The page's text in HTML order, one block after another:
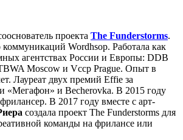
проекта The Funderstorms.
Wordhsop. Работала как
агентствах России и Европы: DDB
Moscow и Vccp Prague. Опыт в
Лауреат двух премий Effie за
«Мегафон» и Becherovka. В 2015 году
В 2017 году вместе с арт-
создала проект The Funderstorms для
команды на фрилансе или